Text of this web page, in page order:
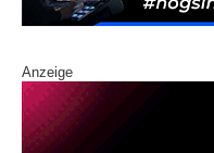
Anzeige